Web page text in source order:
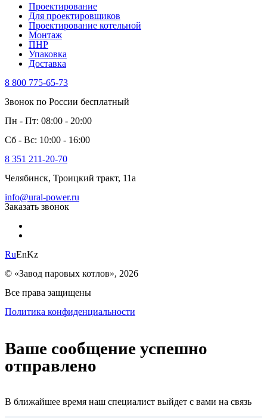
Проектирование
Для проектировщиков
Проектирование котельной
Монтаж
ПНР
Упаковка
Доставка
8 800 775-65-73
Звонок по России бесплатный
Пн - Пт: 08:00 - 20:00
Сб - Вс: 10:00 - 16:00
8 351 211-20-70
Челябинск, Троицкий тракт, 11а
info@ural-power.ru
Заказать звонок
RuEnKz
© «Завод паровых котлов», 2026
Все права защищены
Политика конфиденциальности
Ваше сообщение успешно
отправлено
В ближайшее время наш специалист выйдет с вами на связь